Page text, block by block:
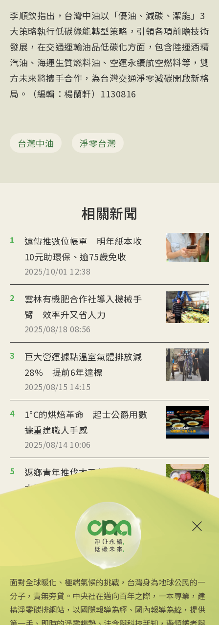
李順欽指出，台灣中油以「優油、減碳、潔能」3
大策略執行低碳綠能轉型策略，引領各項前瞻技術
發展，在交通運輸油品低碳化方面，包含陸運酒精
汽油、海運生質燃料油、空運永續航空燃料等，雙
方未來將攜手合作，為台灣交通淨零減碳開啟新格
局。（編輯：楊蘭軒）1130816
台灣中油 淨零台灣
相關新聞
1
遠傳推數位帳單 明年紙本收
10元助環保、逾75歲免收
2025/10/01 12:38
2
雲林有機肥合作社導入機械手
臂 效率升又省人力
2025/08/18 08:56
3
巨大營運據點溫室氣體排放減
28% 提前6年達標
2025/08/15 14:15
4
1°C的烘焙革命 起士公爵用數
據重建職人手感
2025/08/14 10:06
5
返鄉青年推伐木工便當 帶動
水里觀光與減碳經濟
台中智慧停車無紙化9/8上線
2025/08/11 18:54
面對全球暖化、極端氣候的挑戰，台灣身為地球公民的一
分子，責無旁貸。中央社在邁向百年之際，一本專業，建
構淨零碳排網站，以國際報導為經、國內報導為緯，提供